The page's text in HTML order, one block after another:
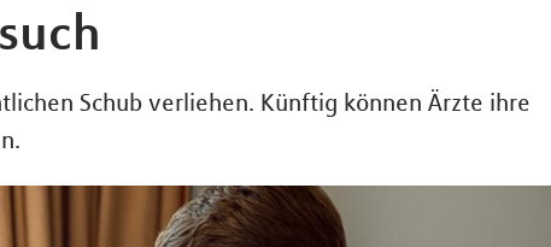
Schub verliehen. Künftig können Ärzte ihre